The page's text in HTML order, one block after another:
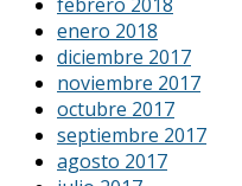
enero 2018
diciembre 2017
noviembre 2017
octubre 2017
septiembre 2017
agosto 2017